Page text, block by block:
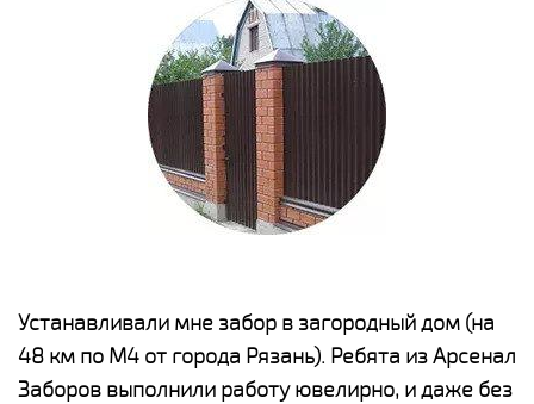
Устанавливали мне забор в загородный дом (на
48 км по М4 от города Рязань). Ребята из Арсенал
Заборов выполнили работу ювелирно, и даже без